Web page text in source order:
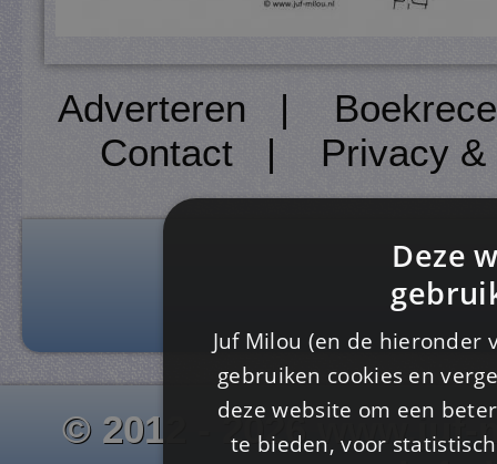
Adverteren |
Contact| Privacy
© 2012 - 2026
Deze
Juf Milou (en de
gebruiken cookies en
deze website om een
te bieden, voor